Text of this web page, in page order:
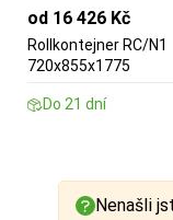
od 16 426 Kč
Rollkontejner RC/N1
720x855x1775
Do 21 dní
Nenašli